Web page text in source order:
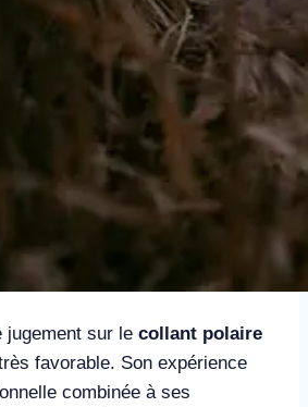
jugement sur le collant polaire
favorable. Son expérience
combinée à ses